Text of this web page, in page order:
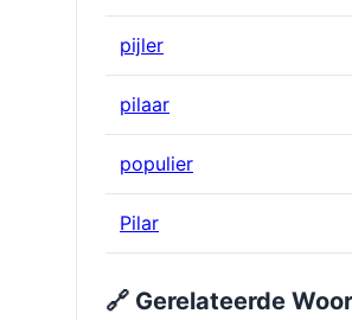
pĳler
pilaar
populier
Pilar
🔗 Gerelateerde